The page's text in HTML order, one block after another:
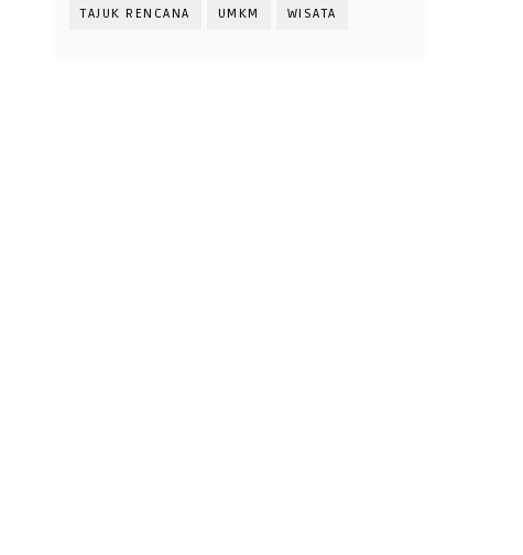
TAJUK RENCANA UMKM WISATA